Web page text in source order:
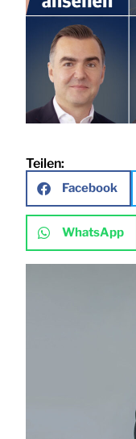
Teilen:
Facebook
WhatsApp